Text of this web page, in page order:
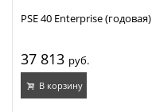
37 813 руб.
В корзину
PSE 40 Enterprise (годовая)